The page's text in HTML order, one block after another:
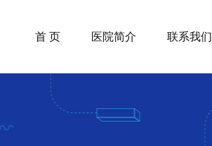
首 页 医院简介 联系我们